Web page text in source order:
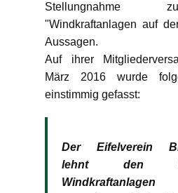
Stellungnahme
"Windkraftanlagen auf
Aussagen.
Auf ihrer
März 2016 wurde
einstimmig gefasst:
Der Eifelverein
lehnt den